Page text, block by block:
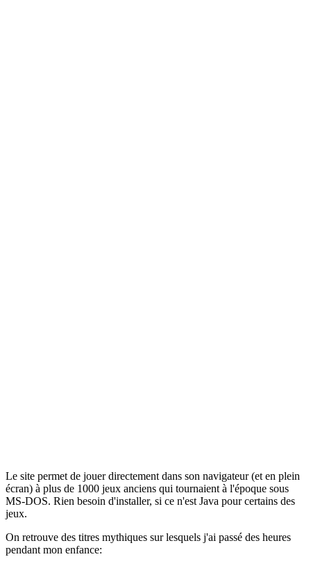
Le site permet de jouer directement dans son navigateur (et en plein
écran) à plus de 1000 jeux anciens qui tournaient à l'époque sous
MS-DOS. Rien besoin d'installer, si ce n'est Java pour certains des
jeux.
On retrouve des titres mythiques sur lesquels j'ai passé des heures
pendant mon enfance: